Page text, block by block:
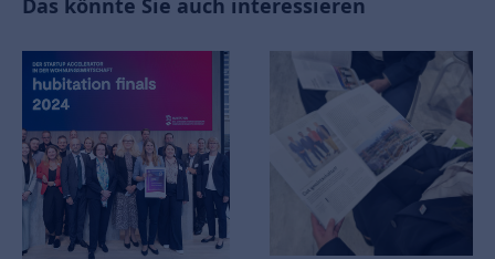
Das könnte Sie auch interessieren